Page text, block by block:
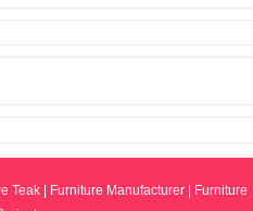
Teak | Furniture Manufacturer | Furniture